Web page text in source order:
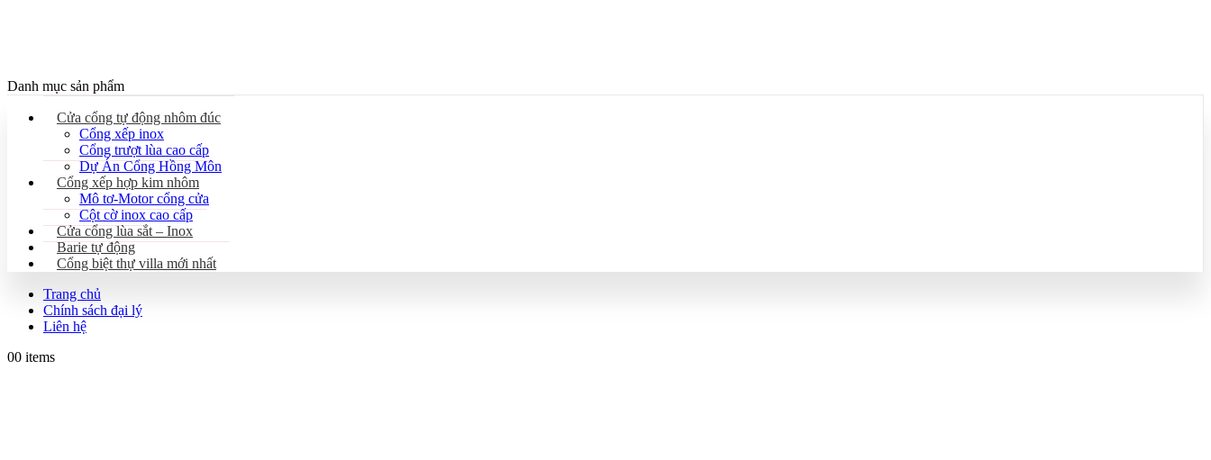
Danh mục sản phẩm
Cửa cổng tự động nhôm đúc
Cổng xếp inox
Cổng trượt lùa cao cấp
Dự Án Cổng Hồng Môn
Cổng xếp hợp kim nhôm
Mô tơ-Motor cổng cửa
Cột cờ inox cao cấp
Cửa cổng lùa sắt – Inox
Barie tự động
Cổng biệt thự villa mới nhất
Trang chủ
Chính sách đại lý
Liên hệ
00 items